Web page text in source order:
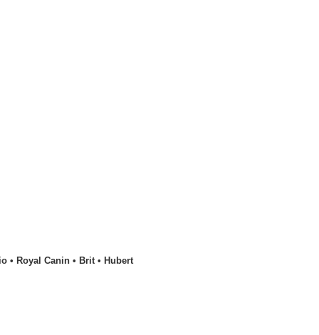
• Royal Canin • Brit • Hubert